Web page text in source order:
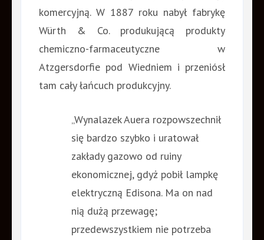
komercyjną. W 1887 roku nabył fabrykę
Würth & Co. produkującą produkty
chemiczno-farmaceutyczne w
Atzgersdorfie pod Wiedniem i przeniósł
tam cały łańcuch produkcyjny.
„Wynalazek Auera rozpowszechnił
się bardzo szybko i uratował
zakłady gazowo od ruiny
ekonomicznej, gdyż pobił lampkę
elektryczną Edisona. Ma on nad
nią dużą przewagę;
przedewszystkiem nie potrzeba